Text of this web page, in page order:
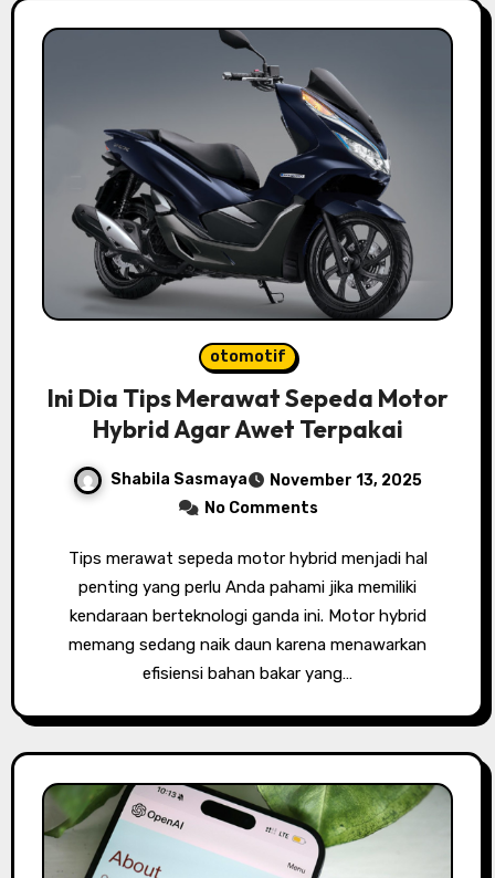
otomotif
Ini Dia Tips Merawat Sepeda Motor
Hybrid Agar Awet Terpakai
Shabila Sasmaya
November 13, 2025
No Comments
Tips merawat sepeda motor hybrid menjadi hal
penting yang perlu Anda pahami jika memiliki
kendaraan berteknologi ganda ini. Motor hybrid
memang sedang naik daun karena menawarkan
efisiensi bahan bakar yang…